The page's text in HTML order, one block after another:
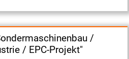
/
/ EPC-Projekt"